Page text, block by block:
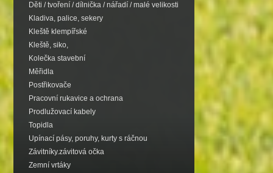
Děti / tvoření / dílnička / nářadí / malé velikosti
Kladiva, palice, sekery
Kleště klempířské
Kleště, siko,
Kolečka stavební
Měřidla
Postřikovače
Pracovní rukavice a ochrana
Prodlužovací kabely
Topidla
Upínací pásy, poruhy, kurty s ráčnou
Závitníky.závitová očka
Zemní vrtáky